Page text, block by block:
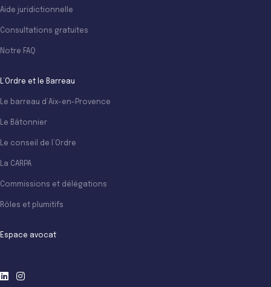
Aide juridictionnelle
Consultations gratuites
Notre FAQ
L’Ordre et le Barreau
Le barreau d’Aix-en-Provence
Le Bâtonnier
Le conseil de l’Ordre
La CARPA
Commissions et délégations
Rôles et plumitifs
Espace avocat